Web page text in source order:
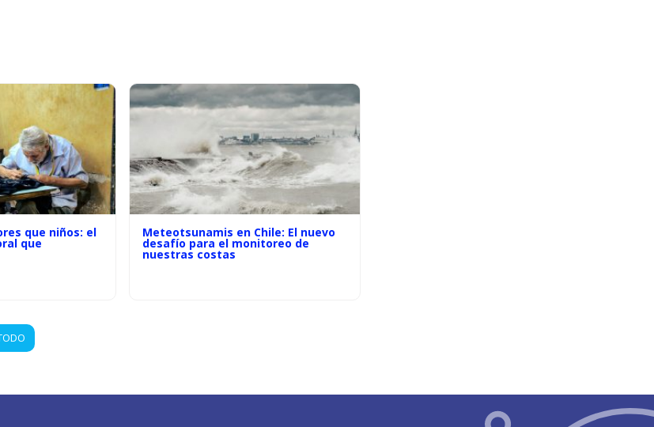
que niños: el
que
Meteotsunamis en Chile: El nuevo
desafío para el monitoreo de
nuestras costas